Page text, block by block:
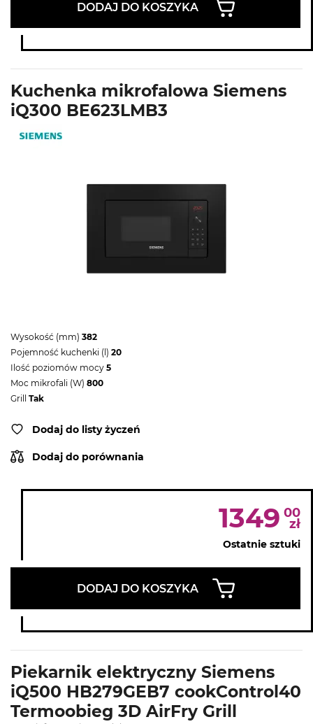
DODAJ DO KOSZYKA
Kuchenka mikrofalowa Siemens
iQ300 BE623LMB3
Wysokość (mm) 382
Pojemność kuchenki (l) 20
Ilość poziomów mocy 5
Moc mikrofali (W) 800
Grill
Tak
Dodaj do listy życzeń
Dodaj do porównania
1349 00
zł
Ostatnie sztuki
DODAJ DO KOSZYKA
Piekarnik elektryczny Siemens
iQ500 HB279GEB7 cookControl40
Termoobieg 3D AirFry Grill